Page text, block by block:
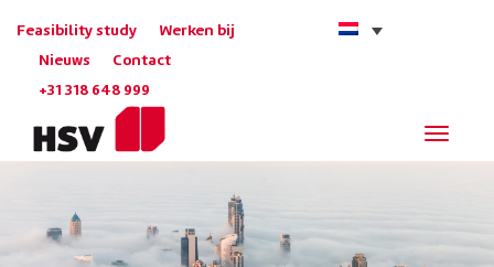
Feasibility study Werken bij
Nieuws Contact
+31 318 648 999